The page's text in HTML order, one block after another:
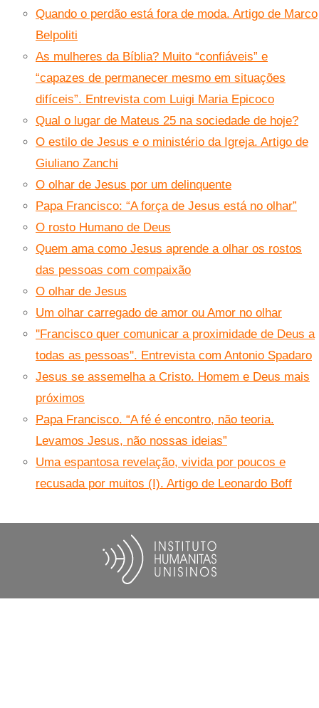
Quando o perdão está fora de moda. Artigo de Marco
Belpoliti
As mulheres da Bíblia? Muito “confiáveis” e
“capazes de permanecer mesmo em situações
difíceis”. Entrevista com Luigi Maria Epicoco
Qual o lugar de Mateus 25 na sociedade de hoje?
O estilo de Jesus e o ministério da Igreja. Artigo de
Giuliano Zanchi
O olhar de Jesus por um delinquente
Papa Francisco: “A força de Jesus está no olhar”
O rosto Humano de Deus
Quem ama como Jesus aprende a olhar os rostos
das pessoas com compaixão
O olhar de Jesus
Um olhar carregado de amor ou Amor no olhar
''Francisco quer comunicar a proximidade de Deus a
todas as pessoas''. Entrevista com Antonio Spadaro
Jesus se assemelha a Cristo. Homem e Deus mais
próximos
Papa Francisco. “A fé é encontro, não teoria.
Levamos Jesus, não nossas ideias”
Uma espantosa revelação, vivida por poucos e
recusada por muitos (I). Artigo de Leonardo Boff